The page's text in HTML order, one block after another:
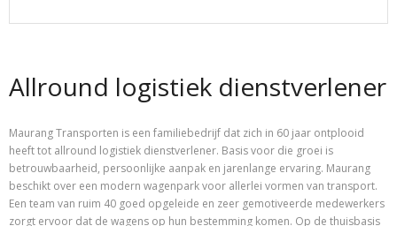
Allround logistiek dienstverlener
Maurang Transporten is een familiebedrijf dat zich in 60 jaar ontplooid
heeft tot allround logistiek dienstverlener. Basis voor die groei is
betrouwbaarheid, persoonlijke aanpak en jarenlange ervaring. Maurang
beschikt over een modern wagenpark voor allerlei vormen van transport.
Een team van ruim 40 goed opgeleide en zeer gemotiveerde medewerkers
zorgt ervoor dat de wagens op hun bestemming komen. Op de thuisbasis